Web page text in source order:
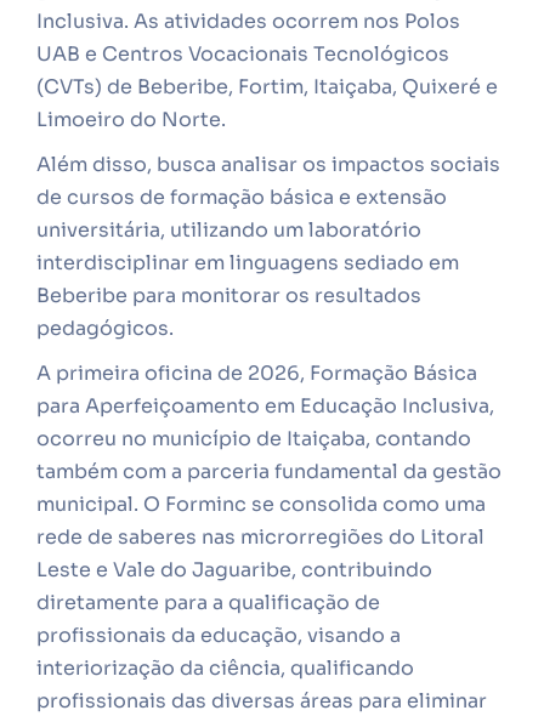
Inclusiva. As atividades ocorrem nos Polos
UAB e Centros Vocacionais Tecnológicos
(CVTs) de Beberibe, Fortim, Itaiçaba, Quixeré e
Limoeiro do Norte.
Além disso, busca analisar os impactos sociais
de cursos de formação básica e extensão
universitária, utilizando um laboratório
interdisciplinar em linguagens sediado em
Beberibe para monitorar os resultados
pedagógicos.
A primeira oficina de 2026, Formação Básica
para Aperfeiçoamento em Educação Inclusiva,
ocorreu no município de Itaiçaba, contando
também com a parceria fundamental da gestão
municipal. O Forminc se consolida como uma
rede de saberes nas microrregiões do Litoral
Leste e Vale do Jaguaribe, contribuindo
diretamente para a qualificação de
profissionais da educação, visando a
interiorização da ciência, qualificando
profissionais das diversas áreas para eliminar